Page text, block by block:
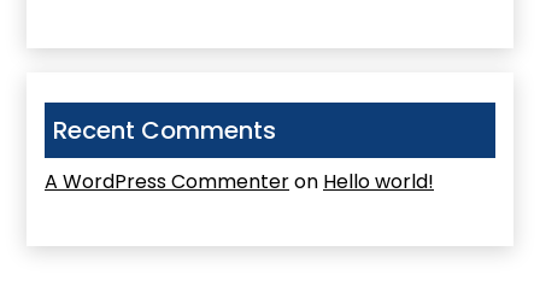
Recent Comments
A WordPress Commenteron Hello world!